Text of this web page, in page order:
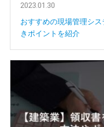
2023.01.30
おすすめの現場管理シ
きポイントを紹介